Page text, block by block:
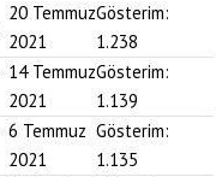
20 Temmuz
2021
Gösterim:
1.238
14 Temmuz
2021
Gösterim:
1.139
6 Temmuz
2021
Gösterim:
1.135